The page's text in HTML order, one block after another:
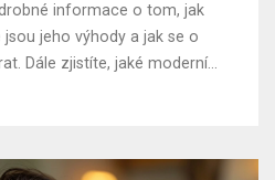
informace o tom, jak
jeho výhody a jak se o
Dále zjistíte, jaké moderní